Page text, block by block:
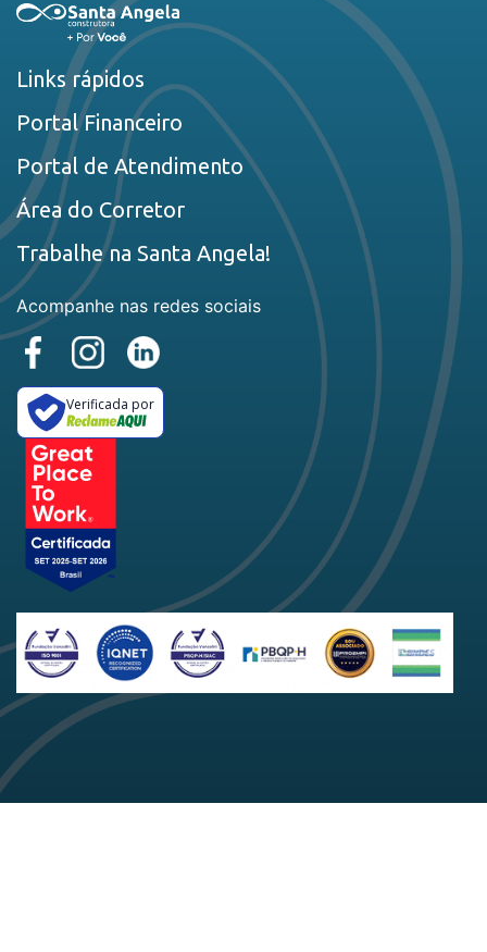
Links rápidos
Portal Financeiro
Portal de Atendimento
Área do Corretor
Trabalhe na Santa Angela!
Acompanhe nas redes sociais
Verificada por